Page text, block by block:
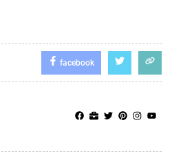
facebook